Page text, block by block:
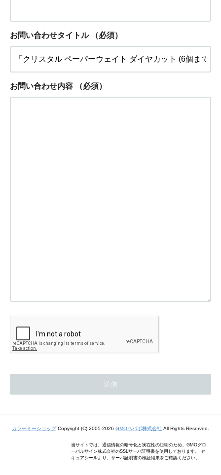
お問い合わせタイトル （必須）
お問い合わせ内容 （必須）
カラーミーショップCopyright (C) 2005-2026 GMOペパボ株式会社 All Rights Reserved.
当サイトでは、通信情報の暗号化と実在性の証明のため、GMOグロ
ーバルサイン株式会社のSSLサーバ証明書を使用しております。 セ
キュアシールより、サーバ証明書の検証結果をご確認ください。